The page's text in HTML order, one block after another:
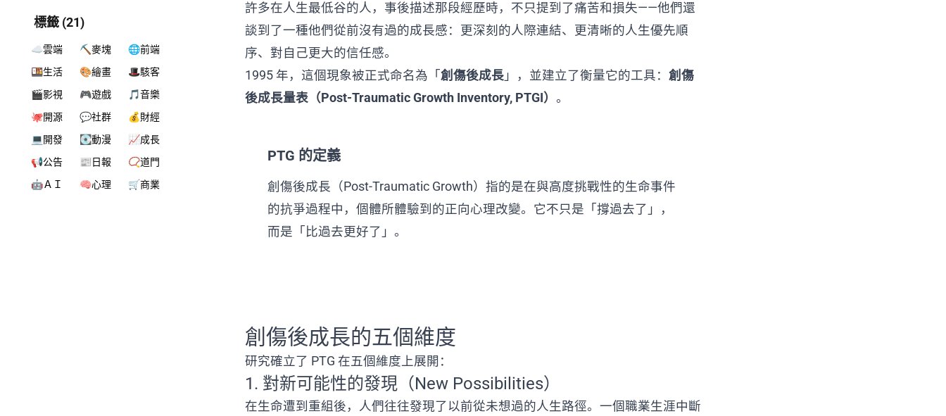
標籤 (21)
☁️雲端 ⛏️麥塊
🌐前端
🍱生活
🎨繪畫
🎩駭客
🎬影視
🎮遊戲
🎵音樂
🐙開源
💬社群
💰財經
💻開發
💽動漫
📈成長
📢公告
📰日報
📿道門
🤖ＡＩ
🧠心理 🛒商業
許多在人生最低谷的人，事後描述那段經歷時，不只提到了痛苦和損失——他們還
談到了一種他們從前沒有過的成長感：更深刻的人際連結、更清晰的人生優先順
序、對自己更大的信任感。
1995 年，這個現象被正式命名為「 創傷後成長 」，並建立了衡量它的工具： 創傷
後成長量表（Post-Traumatic Growth Inventory, PTGI） 。
PTG 的定義
創傷後成長（Post-Traumatic Growth）指的是在與高度挑戰性的生命事件
的抗爭過程中，個體所體驗到的正向心理改變。它不只是「撐過去了」，
而是「比過去更好了」。
創傷後成長的五個維度
研究確立了 PTG 在五個維度上展開：
1. 對新可能性的發現（New Possibilities）
在生命遭到重組後，人們往往發現了以前從未想過的人生路徑。一個職業生涯中斷